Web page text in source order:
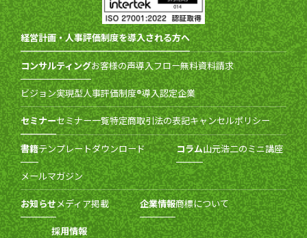
経営計画・人事評価制度を導入される方へ
コンサルティングお客様の声導入フロー無料資料請求
ビジョン実現型人事評価制度®導入認定企業
セミナーセミナー一覧特定商取引法の表記キャンセルポリシー
書籍テンプレートダウンロード コラム山元浩二のミニ講座
メールマガジン
お知らせメディア掲載 企業情報商標について
採用情報